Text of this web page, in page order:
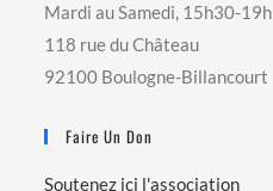
Mardi au Samedi, 15h30-19h
118 rue du Château
92100 Boulogne-Billancourt
Faire Un Don
Soutenez ici l'association